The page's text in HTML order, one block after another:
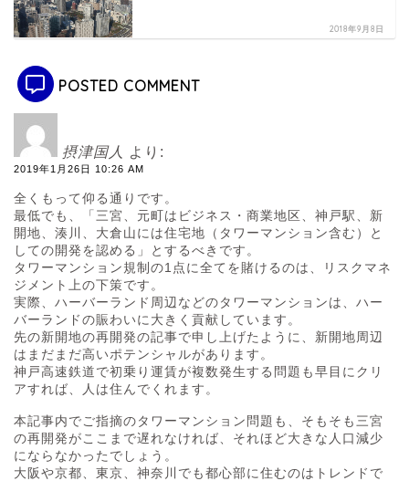
2018年9月8日
POSTED COMMENT
摂津国人 より:
2019年1月26日 10:26 AM
全くもって仰る通りです。
最低でも、「三宮、元町はビジネス・商業地区、神戸駅、新
開地、湊川、大倉山には住宅地（タワーマンション含む）と
しての開発を認める」とするべきです。
タワーマンション規制の1点に全てを賭けるのは、リスクマネ
ジメント上の下策です。
実際、ハーバーランド周辺などのタワーマンションは、ハー
バーランドの賑わいに大きく貢献しています。
先の新開地の再開発の記事で申し上げたように、新開地周辺
はまだまだ高いポテンシャルがあります。
神戸高速鉄道で初乗り運賃が複数発生する問題も早目にクリ
アすれば、人は住んでくれます。
本記事内でご指摘のタワーマンション問題も、そもそも三宮
の再開発がここまで遅れなければ、それほど大きな人口減少
にならなかったでしょう。
大阪や京都、東京、神奈川でも都心部に住むのはトレンドで